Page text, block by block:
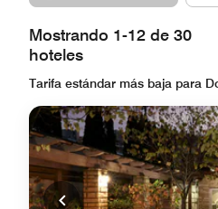
Mostrando 1-12 de 30
hoteles
Tarifa estándar más baja para